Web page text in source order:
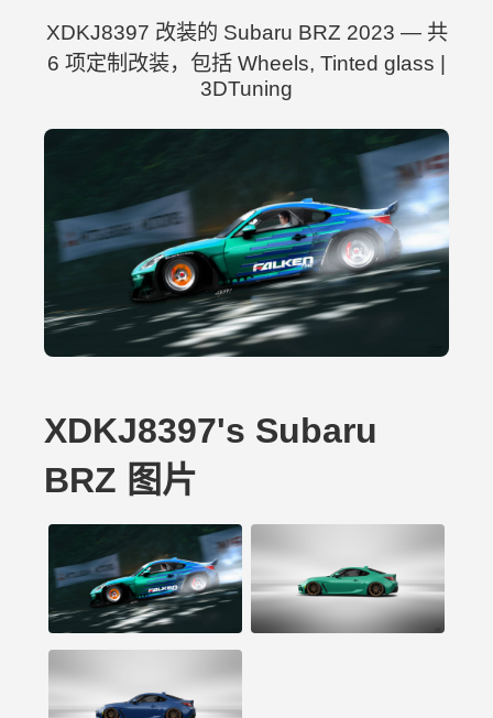
XDKJ8397 改装的 Subaru BRZ 2023 — 共
6 项定制改装，包括 Wheels, Tinted glass |
3DTuning
XDKJ8397's Subaru
BRZ 图片